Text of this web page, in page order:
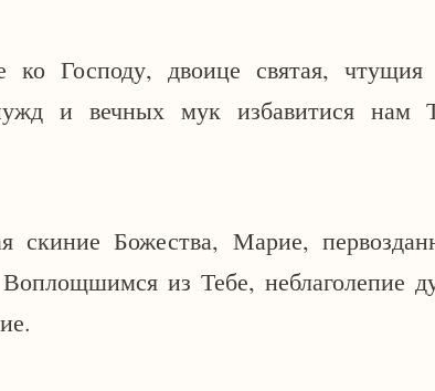
ко Господу, двоице святая, чтущия
и вечных мук избавитися нам
скиние Божества, Марие,
из Тебе, неблаголепие